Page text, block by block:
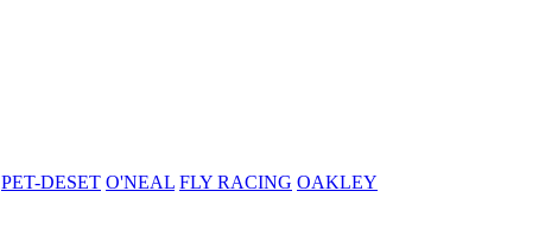
PET-DESET O'NEAL FLY RACING OAKLEY